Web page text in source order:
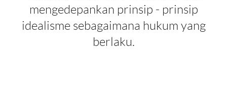
mengedepankan prinsip - prinsip
idealisme sebagaimana hukum yang
berlaku.